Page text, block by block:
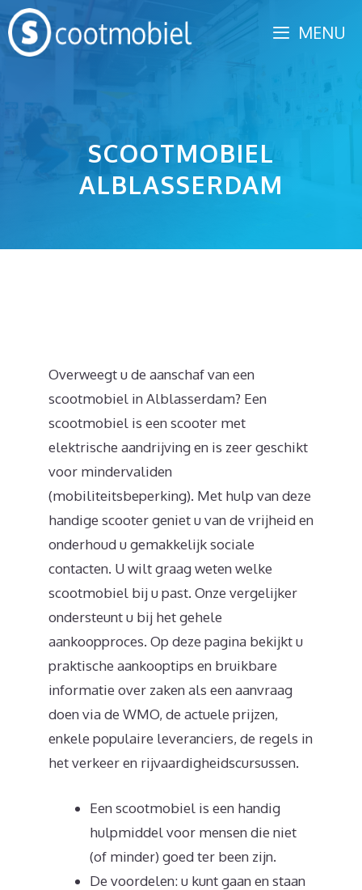
Spring
naar
inhoud
MENU
SCOOTMOBIEL
ALBLASSERDAM
Overweegt u de aanschaf van een
scootmobiel in Alblasserdam? Een
scootmobiel is een scooter met
elektrische aandrijving en is zeer geschikt
voor mindervaliden
(mobiliteitsbeperking). Met hulp van deze
handige scooter geniet u van de vrijheid en
onderhoud u gemakkelijk sociale
contacten. U wilt graag weten welke
scootmobiel bij u past. Onze vergelijker
ondersteunt u bij het gehele
aankoopproces. Op deze pagina bekijkt u
praktische aankooptips en bruikbare
informatie over zaken als een aanvraag
doen via de WMO, de actuele prijzen,
enkele populaire leveranciers, de regels in
het verkeer en rijvaardigheidscursussen.
Een scootmobiel is een handig
hulpmiddel voor mensen die niet
(of minder) goed ter been zijn.
De voordelen: u kunt gaan en staan